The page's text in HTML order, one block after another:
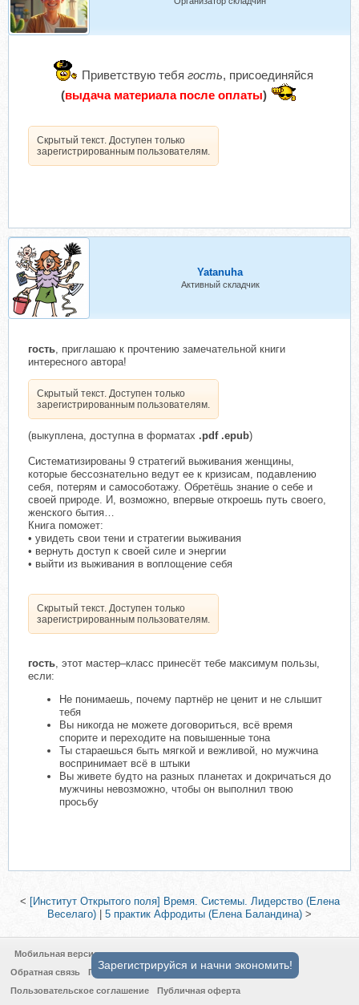
Приветствую тебя гость, присоединяйся
(выдача материала после оплаты)
Скрытый текст. Доступен только
зарегистрированным пользователям.
Yatanuha
Активный складчик
гость, приглашаю к прочтению замечательной книги
интересного автора!
Скрытый текст. Доступен только
зарегистрированным пользователям.
(выкуплена, доступна в форматах .pdf .epub)
Систематизированы 9 стратегий выживания женщины,
которые бессознательно ведут ее к кризисам, подавлению
себя, потерям и самособотажу. Обретёшь знание о себе и
своей природе. И, возможно, впервые откроешь путь своего,
женского бытия…
Книга поможет:
• увидеть свои тени и стратегии выживания
• вернуть доступ к своей силе и энергии
• выйти из выживания в воплощение себя
Скрытый текст. Доступен только
зарегистрированным пользователям.
гость, этот мастер–класс принесёт тебе максимум пользы,
если:
Не понимаешь, почему партнёр не ценит и не слышит
тебя
Вы никогда не можете договориться, всё время
спорите и переходите на повышенные тона
Ты стараешься быть мягкой и вежливой, но мужчина
воспринимает всё в штыки
Вы живете будто на разных планетах и докричаться до
мужчины невозможно, чтобы он выполнил твою
просьбу
< [Институт Открытого поля] Время. Системы. Лидерство (Елена
Веселаго)
5 практик Афродиты (Елена Баландина) >
Мобильная версия
Обратная связь
Политика конфиденциальности
Пользовательское соглашение
Публичная оферта
Зарегистрируйся и начни экономить!